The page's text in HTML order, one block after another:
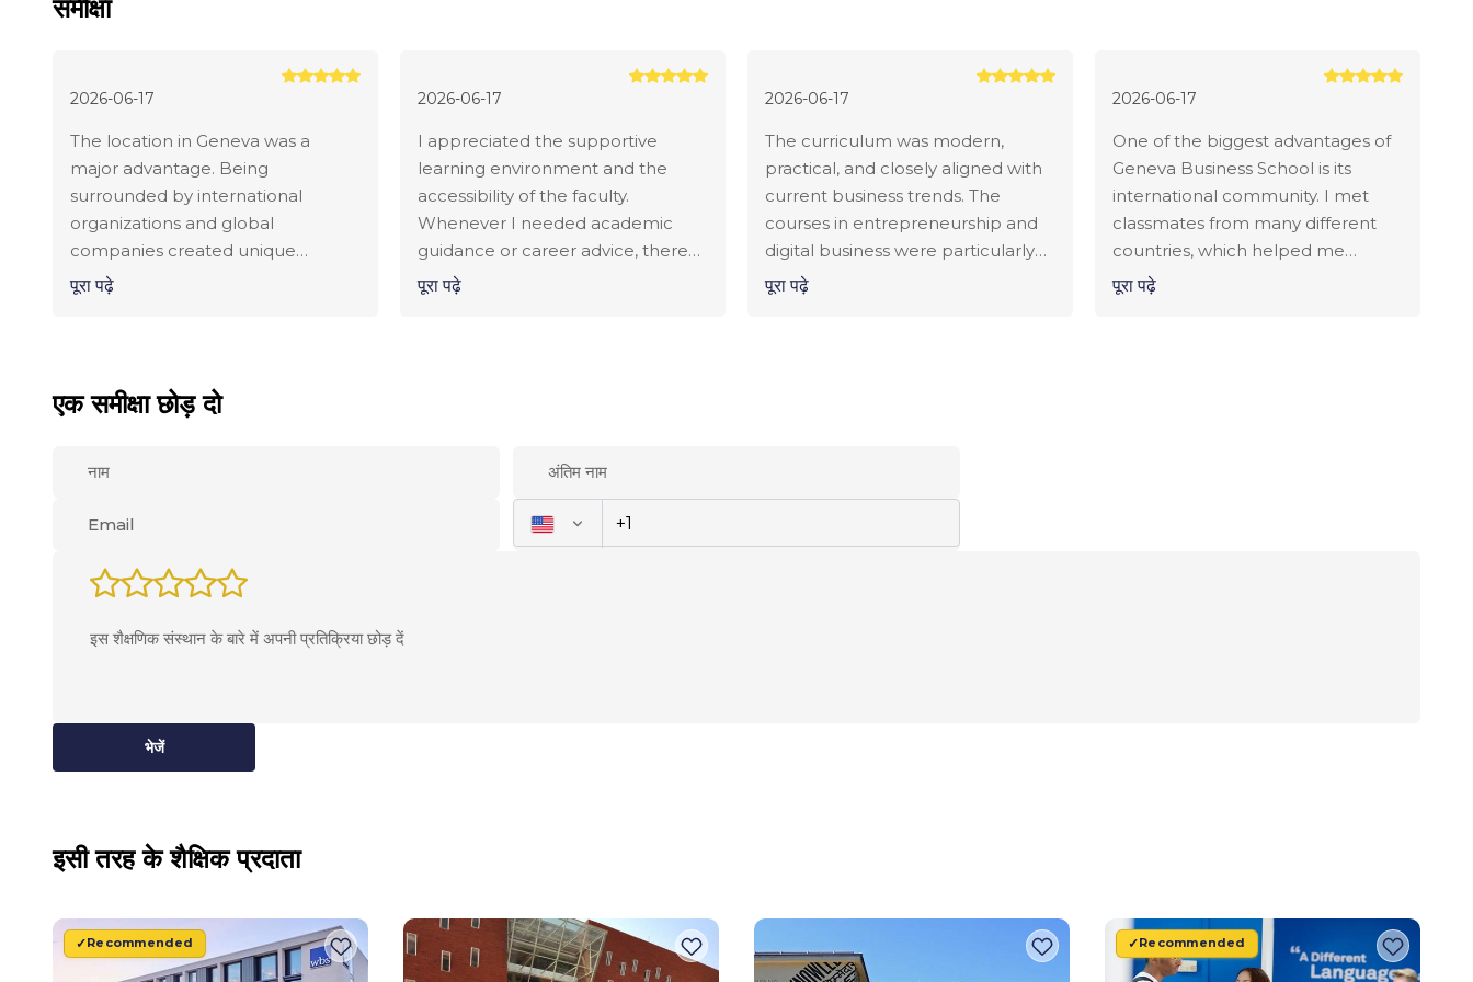
समीक्षा
2026-06-17
The location in Geneva was a
major advantage. Being
surrounded by international
organizations and global
companies created unique
networking opportunities.
advance my career.
पूरा पढ़े
2026-06-17
I appreciated the supportive
learning environment and the
accessibility of the faculty.
Whenever I needed academic
guidance or career advice, there
was always someone willing to
पूरा पढ़े
2026-06-17
The curriculum was modern,
practical, and closely aligned with
current business trends. The
courses in entrepreneurship and
digital business were particularly
valuable. I graduated with skills
पूरा पढ़े
2026-06-17
One of the biggest advantages of
Geneva Business School is its
international community. I met
classmates from many different
countries, which helped me
broaden my perspective and
पूरा पढ़े
एक समीक्षा छोड़ दो
भेजें
इसी तरह के शैक्षिक प्रदाता
Recommended Recommended